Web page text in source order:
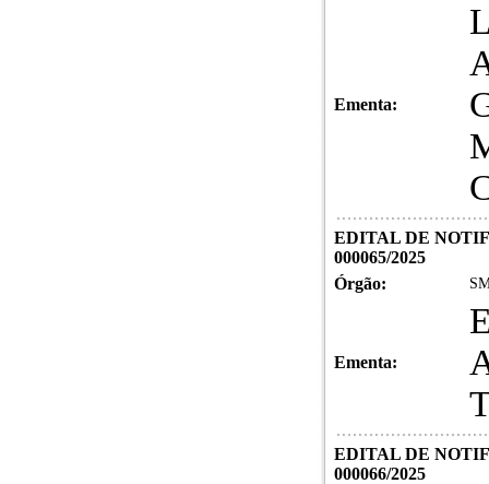
Ementa:
EDITAL DE
000065/2025
Órgão:
Ementa:
EDITAL DE
000066/2025